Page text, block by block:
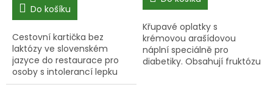
Do košíku
Cestovní kartička bez
laktózy ve slovenském
jazyce do restaurace pro
osoby s intolerancí lepku
laktózy. Praktická plastová
5
hvězdiček.
Křupavé oplatky s
krémovou arašídovou
náplní speciálně pro
diabetiky. Obsahují fruktózu